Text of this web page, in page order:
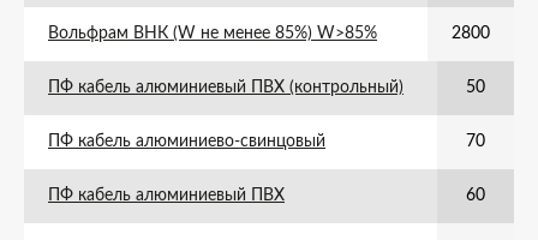
Вольфрам ВНК (W не менее 85%) W>85% 2800
ПФ кабель алюминиевый ПВХ (контрольный) 50
ПФ кабель алюминиево-свинцовый 70
ПФ кабель алюминиевый ПВХ 60